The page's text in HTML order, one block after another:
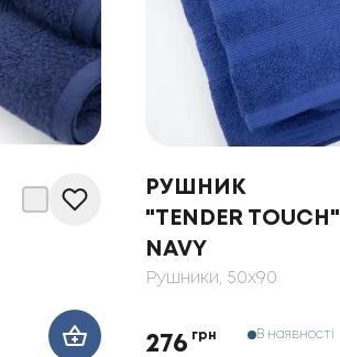
РУШНИК
"TENDER TOUCH"
NAVY
Рушники, 50x90
276 грн В наявності